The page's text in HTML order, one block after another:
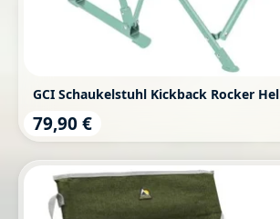
GCI Schaukelstuhl Kickback Rocker
Regulärer Preis:
79,90 €